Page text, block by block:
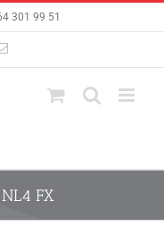
301 99 51
Email
FX